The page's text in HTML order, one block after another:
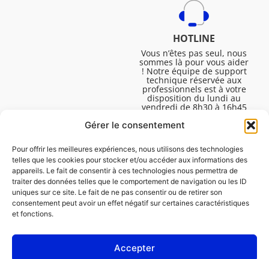
Gérer le consentement
Pour offrir les meilleures expériences, nous utilisons des technologies
telles que les cookies pour stocker et/ou accéder aux informations des
appareils. Le fait de consentir à ces technologies nous permettra de
traiter des données telles que le comportement de navigation ou les ID
uniques sur ce site. Le fait de ne pas consentir ou de retirer son
consentement peut avoir un effet négatif sur certaines caractéristiques
et fonctions.
Accepter
HOTLINE
Vous n’êtes pas seul, nous
sommes là pour vous aider
! Notre équipe de support
technique réservée aux
professionnels est à votre
disposition du lundi au
vendredi de 8h30 à 16h45
pour vous aider à résoudre
toutes vos questions